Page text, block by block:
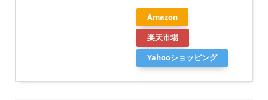
Amazon
楽天市場
Yahooショッピング